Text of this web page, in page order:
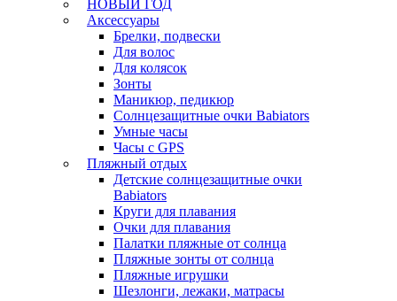
НОВЫЙ ГОД
Аксессуары
Брелки, подвески
Для волос
Для колясок
Зонты
Маникюр, педикюр
Солнцезащитные очки Babiators
Умные часы
Часы с GPS
Пляжный отдых
Детские солнцезащитные очки
Babiators
Круги для плавания
Очки для плавания
Палатки пляжные от солнца
Пляжные зонты от солнца
Пляжные игрушки
Шезлонги, лежаки, матрасы